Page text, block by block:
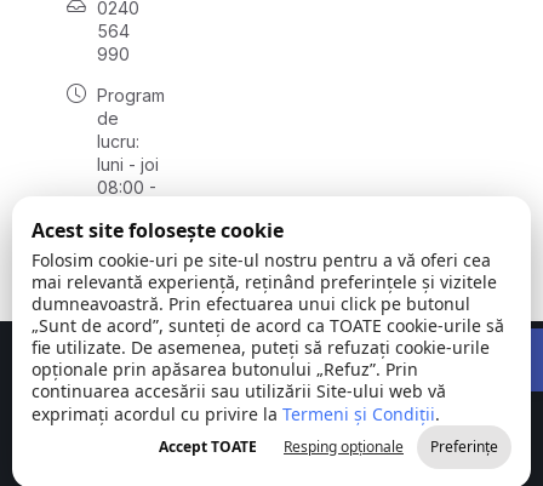
0240
564
990
Program
de
lucru:
luni - joi
08:00 -
vineri
08:00 -
14:00
Comuna
Stejaru |
județul Tulcea
©
2026
Toate
drepturile
rezervate
Concept realizat deBig Media Relații Publice SRL
Acest site folosește cookie
Folosim cookie-uri pe site-ul nostru pentru a vă oferi cea
mai relevantă experiență, reținând preferințele și vizitele
dumneavoastră. Prin efectuarea unui click pe butonul
„Sunt de acord”, sunteți de acord ca TOATE cookie-urile să
fie utilizate. De asemenea, puteți să refuzați cookie-urile
opționale prin apăsarea butonului „Refuz”. Prin
continuarea accesării sau utilizării Site-ului web vă
exprimați acordul cu privire la Termeni și Condiții.
Accept TOATE Resping opționale Preferințe